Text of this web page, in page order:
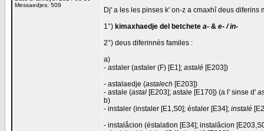
Messaedjes: 509
Dj' a les les pinses k' on-z a cmaxhî deus diferins
1°) kimaxhaedje del betchete a- & e- / in-
2°) deus diferinnès familes :
a)
- astaler (astaler (F) [E1]; astalé [E203])
- astalaedje (astalech [E203])
- astale (astal [E203]; astale [E170]) (a l' sinse d'
b)
- instaler (instaler [E1,S0]; éstaler [E34]; instalé
- instalåcion (éstalation [E34]; instalâcion